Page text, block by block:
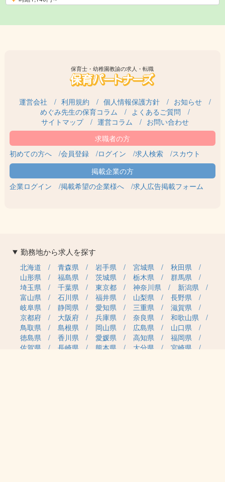
保育士・幼稚園教諭の求人・転職
運営会社 利用規約 個人情報保護方針
お知らせ
めぐみ先生の保育コラム
よくあるご質問
サイトマップ
運営コラム お問い合わせ
初めての方へ 会員登録 ログイン 求人検索 スカウト
企業ログイン 掲載希望の企業様へ 求人広告掲載フォーム
勤務地から求人を探す
北海道 青森県 岩手県 宮城県
秋田県
山形県
福島県 茨城県 栃木県
群馬県
埼玉県
千葉県 東京都 神奈川県
新潟県
富山県
石川県 福井県 山梨県
長野県
岐阜県
静岡県 愛知県 三重県
滋賀県
京都府
大阪府 兵庫県 奈良県
和歌山県
鳥取県
島根県 岡山県 広島県
山口県
徳島県
香川県 愛媛県 高知県
福岡県
佐賀県
長崎県 熊本県 大分県
宮崎県